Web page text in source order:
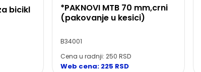
bicikl
*PAKNOVI MTB 70 mm,crni
(pakovanje u kesici)
B34001
Cena u radnji: 250 RSD
Web cena: 225 RSD